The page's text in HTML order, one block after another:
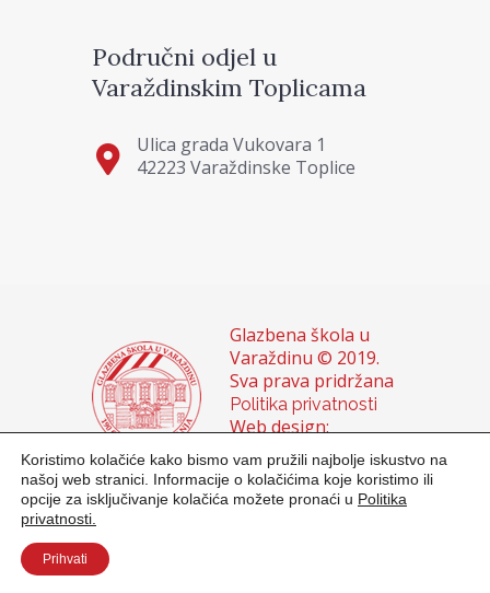
Područni odjel u
Varaždinskim Toplicama
Ulica grada Vukovara 1
42223 Varaždinske Toplice
Glazbena škola u
Varaždinu © 2019.
Sva prava pridržana
Politika privatnosti
Web design:
Domagoj Sigur &
Sanja Buhin
Koristimo kolačiće kako bismo vam pružili najbolje iskustvo na
našoj web stranici. Informacije o kolačićima koje koristimo ili
opcije za isključivanje kolačića možete pronaći u Politika
privatnosti.
Prihvati